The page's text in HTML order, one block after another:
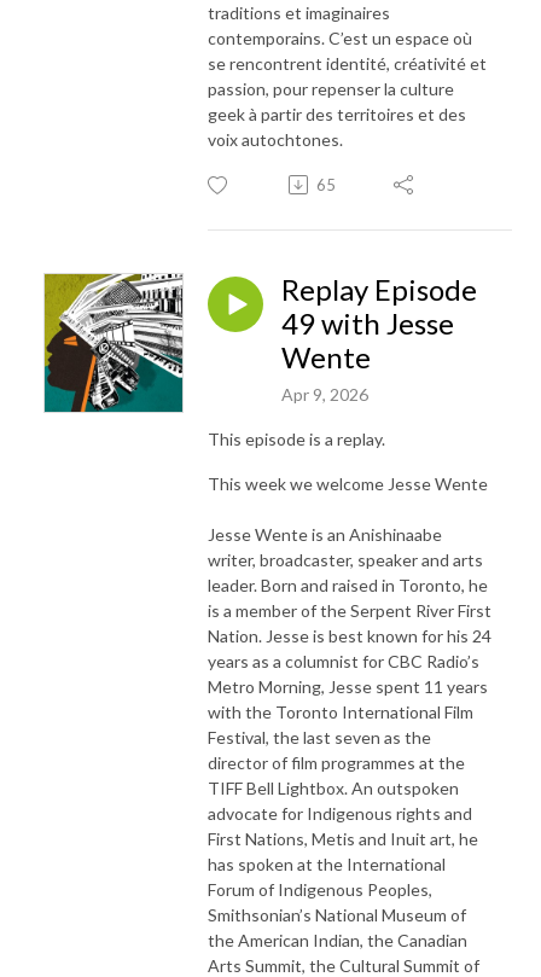
traditions et imaginaires
contemporains. C’est un espace où
se rencontrent identité, créativité et
passion, pour repenser la culture
geek à partir des territoires et des
voix autochtones.
65
Replay Episode
49 with Jesse
Wente
Apr 9, 2026
This episode is a replay.
This week we welcome Jesse Wente
Jesse Wente is an Anishinaabe
writer, broadcaster, speaker and arts
leader. Born and raised in Toronto, he
is a member of the Serpent River First
Nation. Jesse is best known for his 24
years as a columnist for CBC Radio’s
Metro Morning, Jesse spent 11 years
with the Toronto International Film
Festival, the last seven as the
director of film programmes at the
TIFF Bell Lightbox. An outspoken
advocate for Indigenous rights and
First Nations, Metis and Inuit art, he
has spoken at the International
Forum of Indigenous Peoples,
Smithsonian’s National Museum of
the American Indian, the Canadian
Arts Summit, the Cultural Summit of